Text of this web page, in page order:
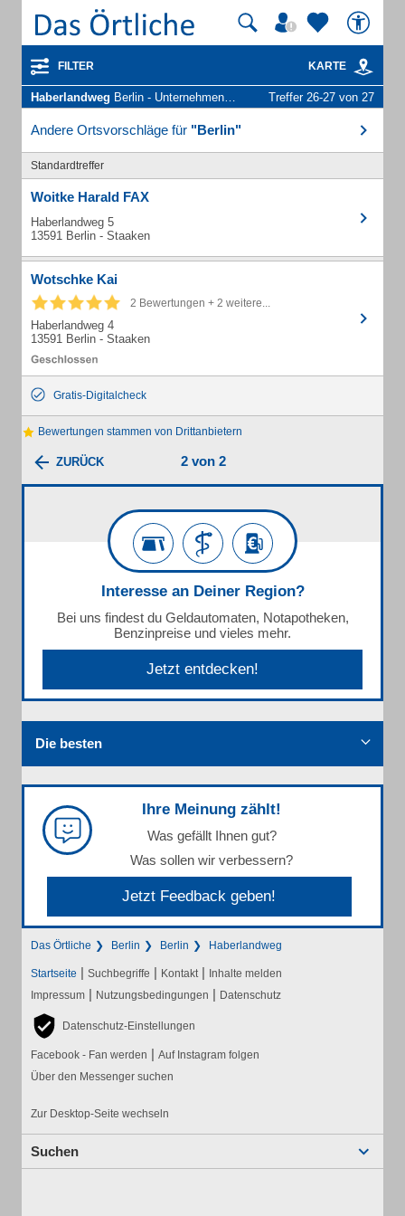
FILTER KARTE
Haberlandweg Berlin - Unternehmen und Personen Treffer 26-27 von 27
Andere Ortsvorschläge für "Berlin"
Standardtreffer
Woitke Harald FAX
Haberlandweg 5
13591 Berlin - Staaken
Wotschke Kai
2 Bewertungen + 2 weitere...
Haberlandweg 4
13591 Berlin - Staaken
Gratis-Digitalcheck
Bewertungen stammen von Drittanbietern
ZURÜCK 2 von 2
Interesse an Deiner Region?
Bei uns findest du Geldautomaten, Notapotheken,
Benzinpreise und vieles mehr.
Jetzt entdecken!
Die besten
Ihre Meinung zählt!
Was gefällt Ihnen gut?
Was sollen wir verbessern?
Jetzt Feedback geben!
Das Örtliche Berlin Berlin Haberlandweg
Startseite | Suchbegriffe | Kontakt | Inhalte melden
Impressum | Nutzungsbedingungen | Datenschutz
Datenschutz-Einstellungen
Facebook - Fan werden | Auf Instagram folgen
Über den Messenger suchen
Zur Desktop-Seite wechseln
Suchen